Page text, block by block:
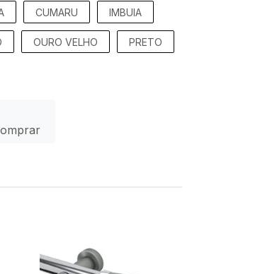
CUMARU IMBUIA
OURO VELHO PRETO